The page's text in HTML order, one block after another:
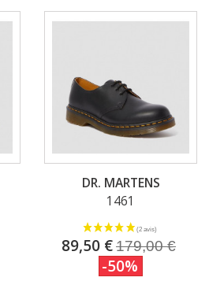
DR. MARTENS
1461
89,50 €179,00 €
-50%